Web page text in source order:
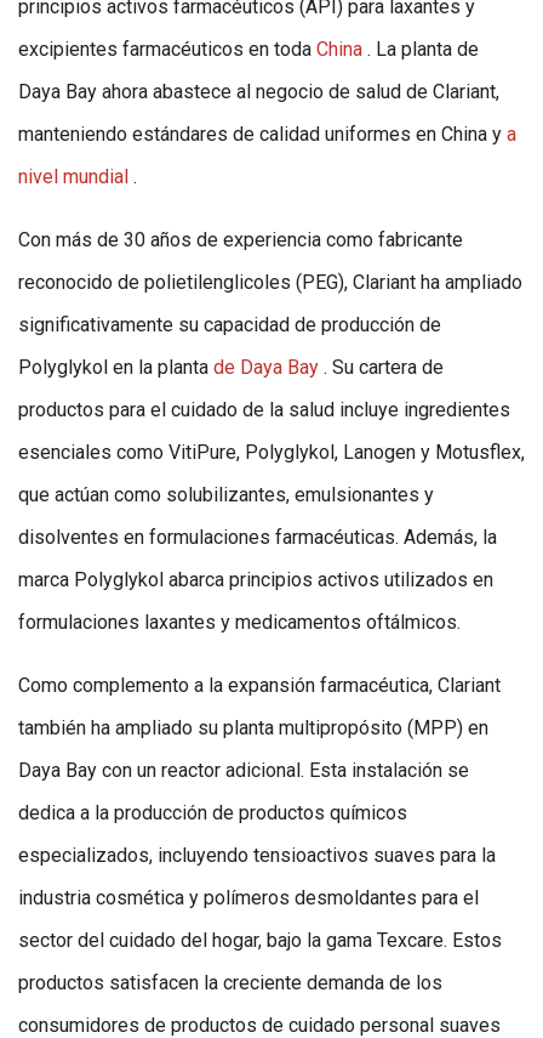
principios activos farmacéuticos (API) para laxantes y
excipientes farmacéuticos en toda China . La planta de
Daya Bay ahora abastece al negocio de salud de Clariant,
manteniendo estándares de calidad uniformes en China y a
nivel mundial .
Con más de 30 años de experiencia como fabricante
reconocido de polietilenglicoles (PEG), Clariant ha ampliado
significativamente su capacidad de producción de
Polyglykol en la planta de Daya Bay . Su cartera de
productos para el cuidado de la salud incluye ingredientes
esenciales como VitiPure, Polyglykol, Lanogen y Motusflex,
que actúan como solubilizantes, emulsionantes y
disolventes en formulaciones farmacéuticas. Además, la
marca Polyglykol abarca principios activos utilizados en
formulaciones laxantes y medicamentos oftálmicos.
Como complemento a la expansión farmacéutica, Clariant
también ha ampliado su planta multipropósito (MPP) en
Daya Bay con un reactor adicional. Esta instalación se
dedica a la producción de productos químicos
especializados, incluyendo tensioactivos suaves para la
industria cosmética y polímeros desmoldantes para el
sector del cuidado del hogar, bajo la gama Texcare. Estos
productos satisfacen la creciente demanda de los
consumidores de productos de cuidado personal suaves